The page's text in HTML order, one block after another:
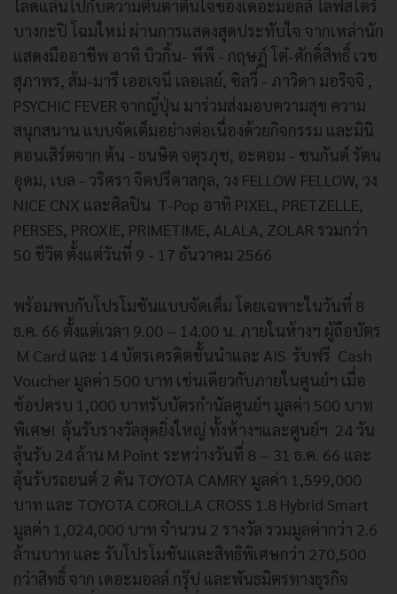
โลดแล่นไปกับความตื่นตาตื่นใจของเดอะมอลล์ ไลฟ์สโตร์
บางกะปิ โฉมใหม่ ผ่านการแสดงสุดประทับใจ จากเหล่านัก
แสดงมืออาชีพ อาทิ บิวกิ้น- พีพี - กฤษฏ์ โต๋-ศักดิ์สิทธิ์ เวช
สุภาพร, ส้ม-มารี เออเจนี เลอเลย์, ซิลวี่ - ภาวิดา มอริจจิ ,
PSYCHIC FEVER จากญี่ปุ่น มาร่วมส่งมอบความสุข ความ
สนุกสนาน แบบจัดเต็มอย่างต่อเนื่องด้วยกิจกรรม และมินิ
คอนเสิร์ตจาก ต้น - ธนษิต จตุรภุช, อะตอม - ชนกันต์ รัตน
อุดม, เบล - วริศรา จิตปรีดาสกุล, วง FELLOW FELLOW, วง
NICE CNX และศิลปิน T-Pop อาทิ PIXEL, PRETZELLE,
PERSES, PROXIE, PRIMETIME, ALALA, ZOLAR รวมกว่า
50 ชีวิต ตั้งแต่วันที่ 9 - 17 ธันวาคม 2566
พร้อมพบกับโปรโมชันแบบจัดเต็ม โดยเฉพาะในวันที่ 8
ธ.ค. 66 ตั้งแต่เวลา 9.00 – 14.00 น. ภายในห้างฯ ผู้ถือบัตร
M Card และ 14 บัตรเครดิตชั้นนำและ AIS รับฟรี Cash
Voucher มูลค่า 500 บาท เช่นเดียวกับภายในศูนย์ฯ เมื่อ
ช้อปครบ 1,000 บาทรับบัตรกำนัลศูนย์ฯ มูลค่า 500 บาท
พิเศษ! ลุ้นรับรางวัลสุดยิ่งใหญ่ ทั้งห้างฯและศูนย์ฯ 24 วัน
ลุ้นรับ 24 ล้าน M Point ระหว่างวันที่ 8 – 31 ธ.ค. 66 และ
ลุ้นรับรถยนต์ 2 คัน TOYOTA CAMRY มูลค่า 1,599,000
บาท และ TOYOTA COROLLA CROSS 1.8 Hybrid Smart
มูลค่า 1,024,000 บาท จำนวน 2 รางวัล รวมมูลค่ากว่า 2.6
ล้านบาท และ รับโปรโมชันและสิทธิพิเศษกว่า 270,500
กว่าสิทธิ์ จาก เดอะมอลล์ กรุ๊ป และพันธมิตรทางธุรกิจ